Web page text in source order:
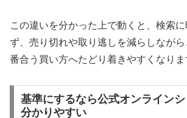
この違いを分かった上で動くと、検索
ず、売り切れや取り逃しを減らしなが
番合う買い方へたどり着きやすくなりま
基準にするなら公式オンライン
分かりやすい